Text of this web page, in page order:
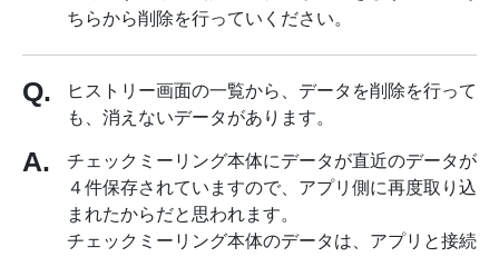
ちらから削除を行っていください。
ヒストリー画面の一覧から、データを削除を行って
も、消えないデータがあります。
チェックミーリング本体にデータが直近のデータが
４件保存されていますので、アプリ側に再度取り込
まれたからだと思われます。
チェックミーリング本体のデータは、アプリと接続